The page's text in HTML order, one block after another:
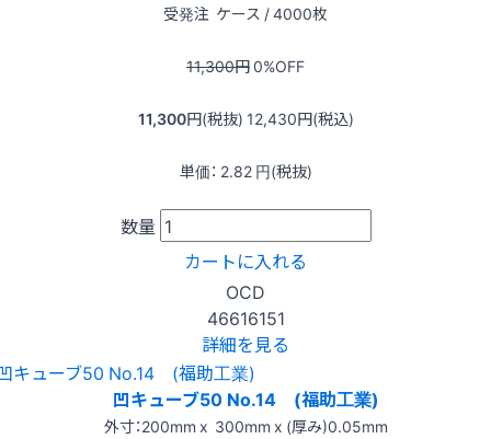
受発注 ケース / 4000枚
11,300円0%OFF
11,300円(税抜) 12,430円(税込)
単価： 2.82 円(税抜)
数量
カートに入れる
OCD
46616151
詳細を見る
凹キューブ50 No.14 (福助工業)
外寸：200mm x 300mm x (厚み)0.05mm